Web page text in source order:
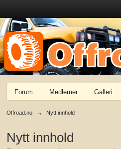
Forum Medlemer Galleri
Offroad.no → Nytt innhold
Nytt innhold